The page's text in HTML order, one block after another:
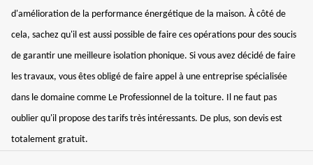
d'amélioration de la performance énergétique de la maison. À côté de
cela, sachez qu'il est aussi possible de faire ces opérations pour des soucis
de garantir une meilleure isolation phonique. Si vous avez décidé de faire
les travaux, vous êtes obligé de faire appel à une entreprise spécialisée
dans le domaine comme Le Professionnel de la toiture. Il ne faut pas
oublier qu'il propose des tarifs très intéressants. De plus, son devis est
totalement gratuit.